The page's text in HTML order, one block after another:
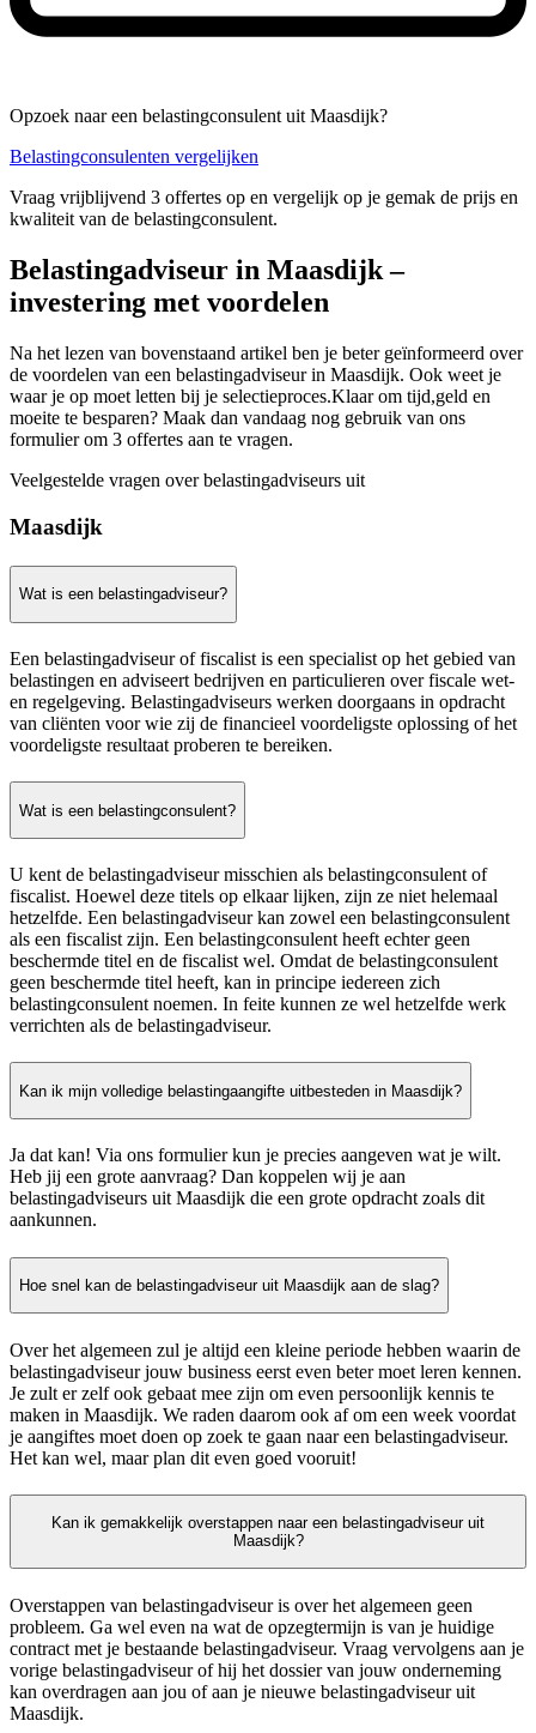
Opzoek naar een belastingconsulent uit Maasdijk?
Belastingconsulenten vergelijken
Vraag vrijblijvend 3 offertes op en vergelijk op je gemak de prijs en
kwaliteit van de belastingconsulent.
Belastingadviseur in Maasdijk –
investering met voordelen
Na het lezen van bovenstaand artikel ben je beter geïnformeerd over
de voordelen van een belastingadviseur in Maasdijk. Ook weet je
waar je op moet letten bij je selectieproces.Klaar om tijd,geld en
moeite te besparen? Maak dan vandaag nog gebruik van ons
formulier om 3 offertes aan te vragen.
Veelgestelde vragen over belastingadviseurs uit
Maasdijk
Wat is een belastingadviseur?
Een belastingadviseur of fiscalist is een specialist op het gebied van
belastingen en adviseert bedrijven en particulieren over fiscale wet-
en regelgeving. Belastingadviseurs werken doorgaans in opdracht
van cliënten voor wie zij de financieel voordeligste oplossing of het
voordeligste resultaat proberen te bereiken.
Wat is een belastingconsulent?
U kent de belastingadviseur misschien als belastingconsulent of
fiscalist. Hoewel deze titels op elkaar lijken, zijn ze niet helemaal
hetzelfde. Een belastingadviseur kan zowel een belastingconsulent
als een fiscalist zijn. Een belastingconsulent heeft echter geen
beschermde titel en de fiscalist wel. Omdat de belastingconsulent
geen beschermde titel heeft, kan in principe iedereen zich
belastingconsulent noemen. In feite kunnen ze wel hetzelfde werk
verrichten als de belastingadviseur.
Kan ik mijn volledige belastingaangifte uitbesteden in Maasdijk?
Ja dat kan! Via ons formulier kun je precies aangeven wat je wilt.
Heb jij een grote aanvraag? Dan koppelen wij je aan
belastingadviseurs uit Maasdijk die een grote opdracht zoals dit
aankunnen.
Hoe snel kan de belastingadviseur uit Maasdijk aan de slag?
Over het algemeen zul je altijd een kleine periode hebben waarin de
belastingadviseur jouw business eerst even beter moet leren kennen.
Je zult er zelf ook gebaat mee zijn om even persoonlijk kennis te
maken in Maasdijk. We raden daarom ook af om een week voordat
je aangiftes moet doen op zoek te gaan naar een belastingadviseur.
Het kan wel, maar plan dit even goed vooruit!
Kan ik gemakkelijk overstappen naar een belastingadviseur uit
Maasdijk?
Overstappen van belastingadviseur is over het algemeen geen
probleem. Ga wel even na wat de opzegtermijn is van je huidige
contract met je bestaande belastingadviseur. Vraag vervolgens aan je
vorige belastingadviseur of hij het dossier van jouw onderneming
kan overdragen aan jou of aan je nieuwe belastingadviseur uit
Maasdijk.